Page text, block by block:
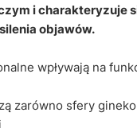
i charakteryzuje
objawów.
wpływają na
zarówno sfery